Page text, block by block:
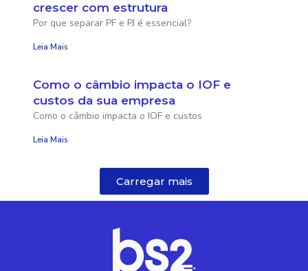
crescer com estrutura
Por que separar PF e PJ é essencial?
Leia Mais
Como o câmbio impacta o IOF e
custos da sua empresa
Como o câmbio impacta o IOF e custos
Leia Mais
Carregar mais